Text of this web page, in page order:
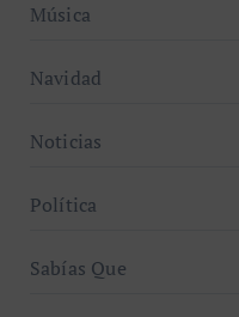
Música
Navidad
Noticias
Política
Sabías Que